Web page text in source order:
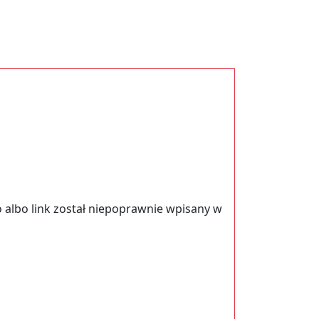
link został niepoprawnie wpisany w